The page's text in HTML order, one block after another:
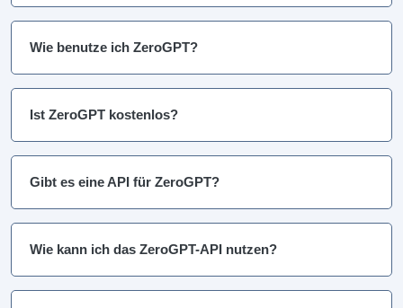
Wie benutze ich ZeroGPT?
Ist ZeroGPT kostenlos?
Gibt es eine API für ZeroGPT?
Wie kann ich das ZeroGPT-API nutzen?